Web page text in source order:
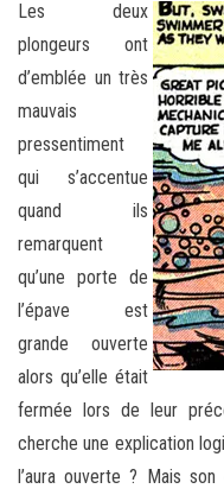
Les deux
plongeurs ont
d’emblée un très
mauvais
pressentiment
qui s’accentue
quand ils
remarquent
qu’une porte de
l’épave est
grande ouverte
alors qu’elle était
fermée lors de leur
cherche une explication
l’aura ouverte ? Mais